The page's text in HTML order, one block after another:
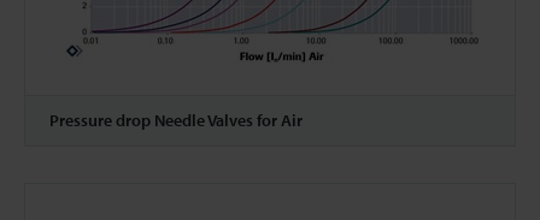
Pressure drop Needle Valves for Air